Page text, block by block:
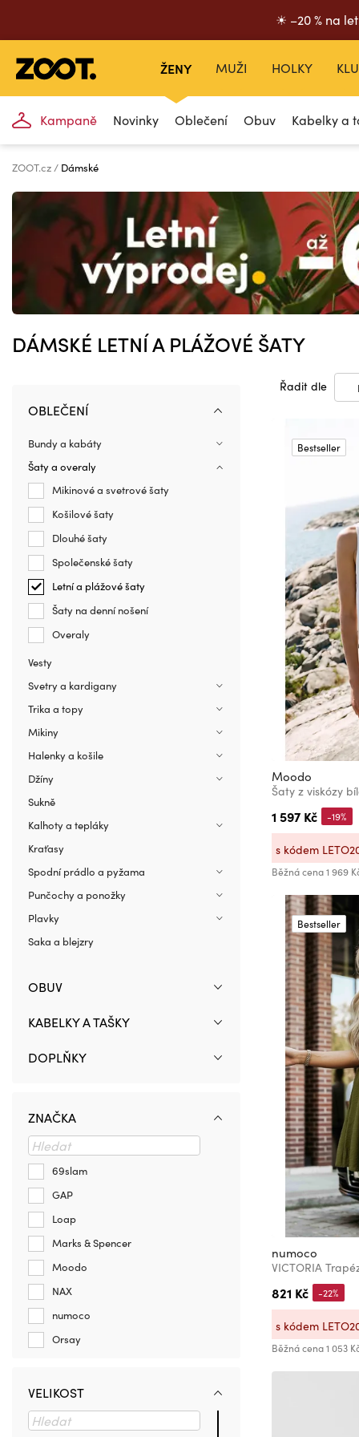
☀ –20 % na
ŽENY
Kampaně Novinky Oblečení Obuv Kabelky a
MUŽI HOLKY
ZOOT.cz Dámské
DÁMSKÉ LETNÍ A PLÁŽOVÉ ŠATY
Řadit dle
Bestseller
Moodo
Šaty z viskózy
1 597 Kč
Běžná cena 1 969
-19%
s kódem
Bestseller
numoco
821 Kč
Běžná cena 1 053
-22%
s kódem
OBLEČENÍ
Bundy a kabáty
Šaty a overaly
Mikinové a svetrové šaty
Košilové šaty
Dlouhé šaty
Společenské šaty
Letní a plážové šaty
Šaty na denní nošení
Overaly
Vesty
Svetry a kardigany
Trika a topy
Mikiny
Halenky a košile
Džíny
Sukně
Kalhoty a tepláky
Kraťasy
Spodní prádlo a pyžama
Punčochy a ponožky
Plavky
Saka a blejzry
OBUV
KABELKY A TAŠKY
DOPLŇKY
ZNAČKA
69slam
GAP
Loap
Marks & Spencer
Moodo
NAX
numoco
Orsay
VELIKOST